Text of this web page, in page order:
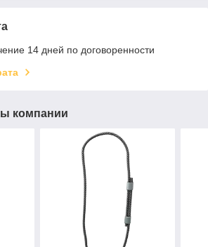
14 дней по договоренности
компании